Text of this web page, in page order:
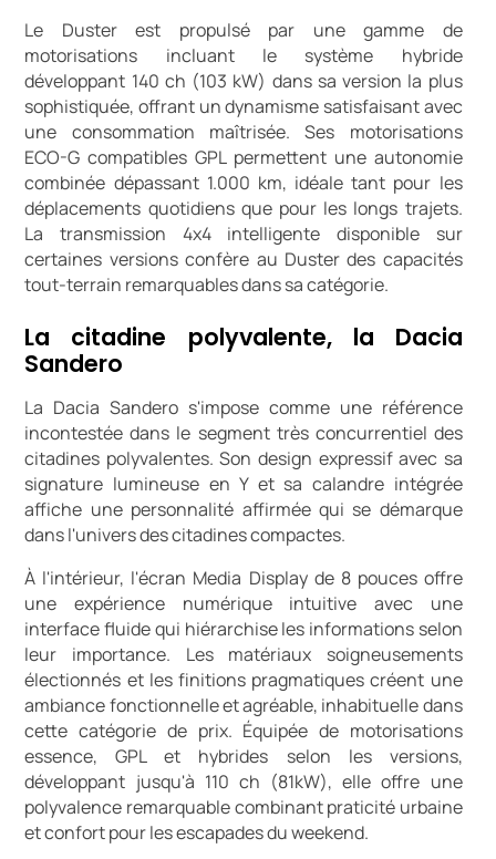
Le Duster est propulsé par une gamme de
motorisations incluant le système hybride
développant 140 ch (103 kW) dans sa version la plus
sophistiquée, offrant un dynamisme satisfaisant avec
une consommation maîtrisée. Ses motorisations
ECO-G compatibles GPL permettent une autonomie
combinée dépassant 1.000 km, idéale tant pour les
déplacements quotidiens que pour les longs trajets.
La transmission 4x4 intelligente disponible sur
certaines versions confère au Duster des capacités
tout-terrain remarquables dans sa catégorie.
La citadine polyvalente, la Dacia
Sandero
La Dacia Sandero s'impose comme une référence
incontestée dans le segment très concurrentiel des
citadines polyvalentes. Son design expressif avec sa
signature lumineuse en Y et sa calandre intégrée
affiche une personnalité affirmée qui se démarque
dans l'univers des citadines compactes.
À l'intérieur, l'écran Media Display de 8 pouces offre
une expérience numérique intuitive avec une
interface fluide qui hiérarchise les informations selon
leur importance. Les matériaux soigneusements
électionnés et les finitions pragmatiques créent une
ambiance fonctionnelle et agréable, inhabituelle dans
cette catégorie de prix. Équipée de motorisations
essence, GPL et hybrides selon les versions,
développant jusqu'à 110 ch (81kW), elle offre une
polyvalence remarquable combinant praticité urbaine
et confort pour les escapades du weekend.